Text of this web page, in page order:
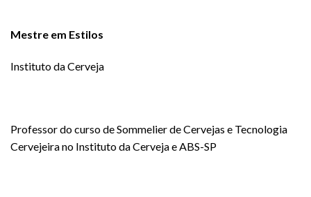
Mestre em Estilos
Instituto da Cerveja
Professor do curso de Sommelier de Cervejas e Tecnologia
Cervejeira no Instituto da Cerveja e ABS-SP